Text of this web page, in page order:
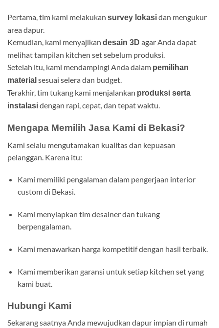
Pertama, tim kami melakukan survey lokasidan mengukur
area dapur.
Kemudian, kami menyajikan desain 3D agar Anda dapat
melihat tampilan kitchen set sebelum produksi.
Setelah itu, kami mendampingi Anda dalam pemilihan
material sesuai selera dan budget.
Terakhir, tim tukang kami menjalankan produksi serta
instalasidengan rapi, cepat, dan tepat waktu.
Mengapa Memilih Jasa Kami di Bekasi?
Kami selalu mengutamakan kualitas dan kepuasan
pelanggan. Karena itu:
Kami memiliki pengalaman dalam pengerjaan interior
custom di Bekasi.
Kami menyiapkan tim desainer dan tukang
berpengalaman.
Kami menawarkan harga kompetitif dengan hasil terbaik.
Kami memberikan garansi untuk setiap kitchen set yang
kami buat.
Hubungi Kami
Sekarang saatnya Anda mewujudkan dapur impian di rumah